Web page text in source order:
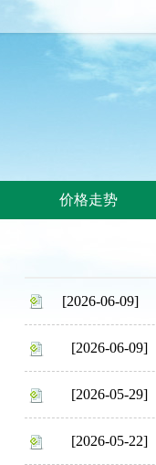
价格走势
[2026-06-09]
[2026-06-09]
[2026-05-29]
[2026-05-22]